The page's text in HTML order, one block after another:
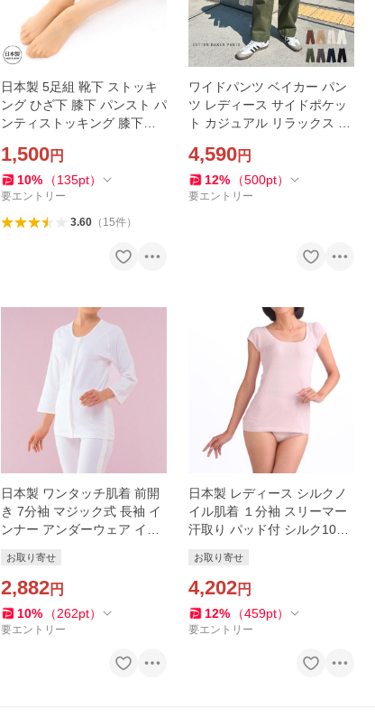
日本製 5足組 靴下 ストッキ
ング ひざ下 膝下 パンスト パ
ンティストッキング 膝下ス
プ まとめ買い 5足 福袋 セッ
ト ベージュ 黒
1,500円
10% （135pt）
要エントリー
3.60（ 15件）
ワイドパンツ ベイカー パン
ツ レディース サイドポケッ
ト カジュアル リラックス 抜
ンパンツ おしゃれ 大人 ファ
ッション
4,590円
12% （500pt）
要エントリー
日本製 ワンタッチ肌着 前開
き 7分袖 マジック式 長袖 イ
ンナー アンダーウェア イン
介護 介護用肌着 介護 大人 七
分袖 白 ホワイト
お取り寄せ
2,882円
10% （262pt）
要エントリー
日本製 レディース シルクノ
イル肌着 １分袖 スリーマー
汗取り パッド付 シルク100%
ンダーウェア シャツ 冷え取
り 通気性 保温性
お取り寄せ
4,202円
12% （459pt）
要エントリー